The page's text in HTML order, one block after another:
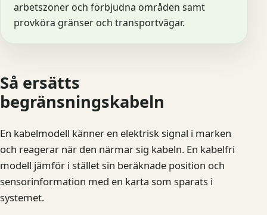
arbetszoner och förbjudna områden samt
provköra gränser och transportvägar.
Så ersätts
begränsningskabeln
En kabelmodell känner en elektrisk signal i marken
och reagerar när den närmar sig kabeln. En kabelfri
modell jämför i stället sin beräknade position och
sensorinformation med en karta som sparats i
systemet.